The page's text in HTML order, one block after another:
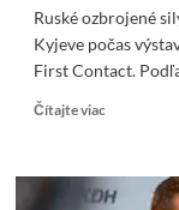
Ruské ozbrojené
Kyjeve počas
First Contact.
Čítajte viacRead
Ruské
sily